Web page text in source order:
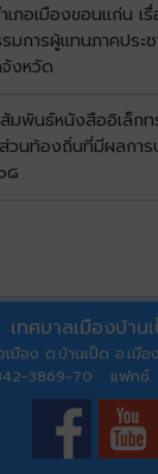
เภอเมืองขอนแก่น
มการผู้แทนภาคประ
งหวัด
สัมพันธ์หนังสืออิเล็
วนท้องถิ่นที่มีผลการ
๘
เทศบาลเมืองบ้าน
เมือง ต.บ้านเป็ด อ.เ
3869-70 แฟกซ์.